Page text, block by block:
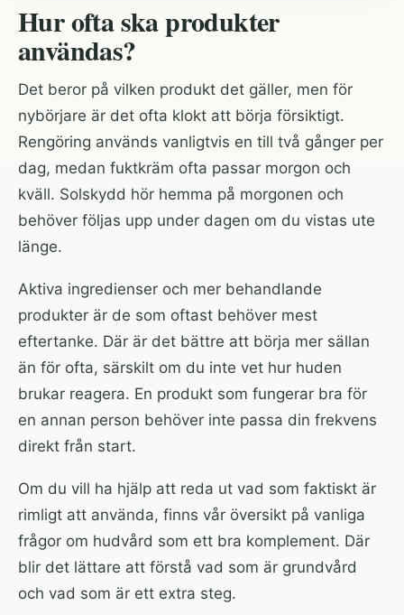
Hur ofta ska produkter
användas?
Det beror på vilken produkt det gäller, men för
nybörjare är det ofta klokt att börja försiktigt.
Rengöring används vanligtvis en till två gånger per
dag, medan fuktkräm ofta passar morgon och
kväll. Solskydd hör hemma på morgonen och
behöver följas upp under dagen om du vistas ute
länge.
Aktiva ingredienser och mer behandlande
produkter är de som oftast behöver mest
eftertanke. Där är det bättre att börja mer sällan
än för ofta, särskilt om du inte vet hur huden
brukar reagera. En produkt som fungerar bra för
en annan person behöver inte passa din frekvens
direkt från start.
Om du vill ha hjälp att reda ut vad som faktiskt är
rimligt att använda, finns vår översikt på vanliga
frågor om hudvård som ett bra komplement. Där
blir det lättare att förstå vad som är grundvård
och vad som är ett extra steg.